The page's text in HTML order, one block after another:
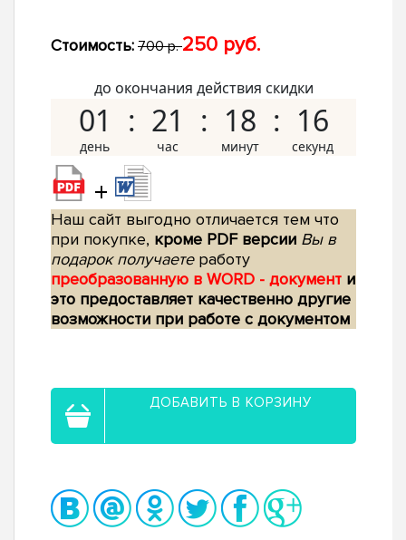
Стоимость: 700 р.250 руб.
до окончания действия скидки
01 21 18 15
+
Наш сайт выгодно отличается тем что
при покупке, кроме PDF версии Вы в
подарок получаетеработу
преобразованную в WORD - документ и
это предоставляет качественно другие
возможности при работе с документом
ДОБАВИТЬ В КОРЗИНУ